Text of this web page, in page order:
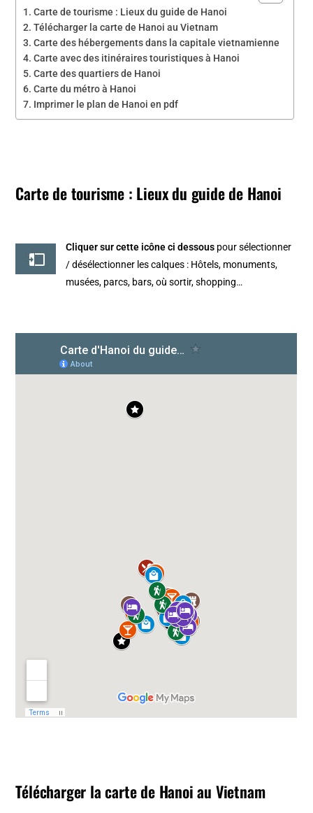
Carte de tourisme : Lieux du guide de Hanoi
Télécharger la carte de Hanoi au Vietnam
Carte des hébergements dans la capitale vietnamienne
Carte avec des itinéraires touristiques à Hanoi
Carte des quartiers de Hanoi
Carte du métro à Hanoi
Imprimer le plan de Hanoi en pdf
Carte de tourisme : Lieux du guide de Hanoi
Cliquer sur cette icône ci dessous pour sélectionner
/ désélectionner les calques : Hôtels, monuments,
musées, parcs, bars, où sortir, shopping…
Télécharger la carte de Hanoi au Vietnam